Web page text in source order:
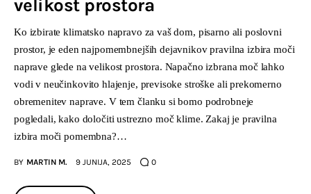
velikost prostora
Ko izbirate klimatsko napravo za vaš dom, pisarno ali poslovni
prostor, je eden najpomembnejših dejavnikov pravilna izbira moči
naprave glede na velikost prostora. Napačno izbrana moč lahko
vodi v neučinkovito hlajenje, previsoke stroške ali prekomerno
obremenitev naprave. V tem članku si bomo podrobneje
pogledali, kako določiti ustrezno moč klime. Zakaj je pravilna
izbira moči pomembna?…
BY MARTIN M. 9 JUNIJA, 2025 0